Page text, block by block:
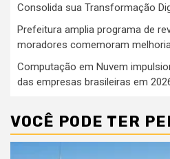
Consolida sua Transformação
Prefeitura amplia programa de
moradores comemoram
Computação em Nuvem
das empresas brasileiras em
VOCÊ PODE TER